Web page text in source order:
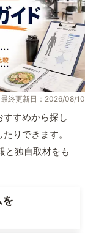
最終更新日：2026/08/10
すめから探し
りできます。
と独自取材をも